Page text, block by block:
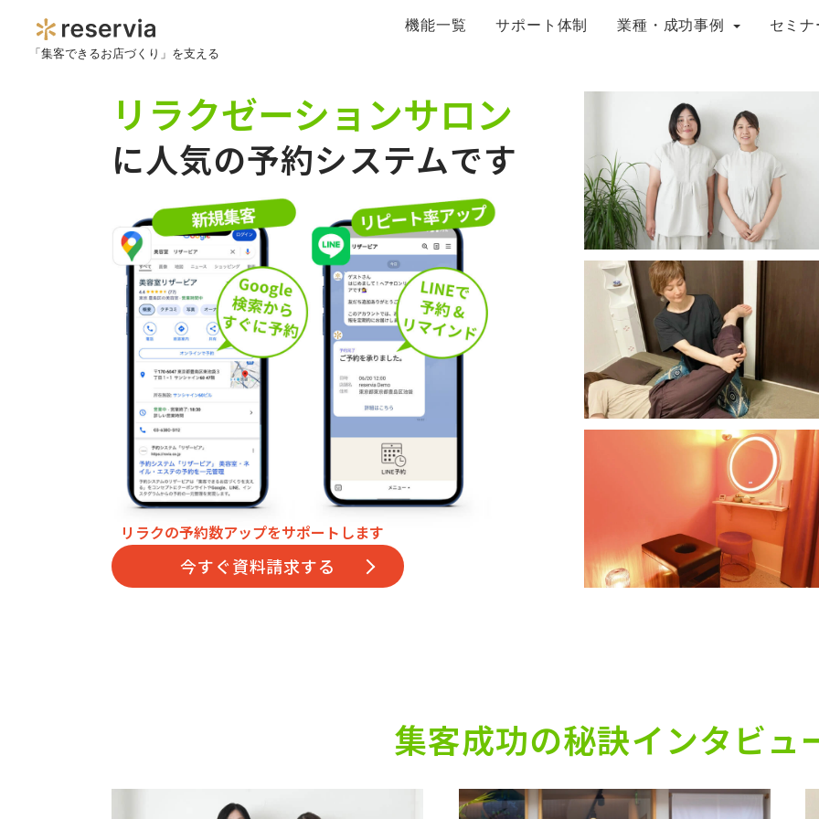
「集客できるお店づくり」を支える
機能一覧 サポート体制 業種・成功事例 セミ
リラクゼーションサロン
に人気の予約システムです
リラクの予約数アップをサポートします
今すぐ資料請求する
集客成功の秘訣インタビュ